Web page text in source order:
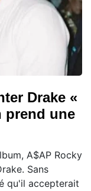
Drake «
prend une
A$AP Rocky
Sans
qu'il accepterait